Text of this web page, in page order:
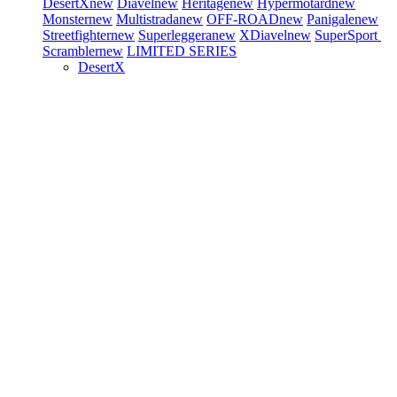
DesertXnew Diavelnew Heritagenew Hypermotardnew
Monsternew Multistradanew OFF-ROADnew Panigalenew
Streetfighternew Superleggeranew XDiavelnew SuperSport
Scramblernew LIMITED SERIES
DesertX